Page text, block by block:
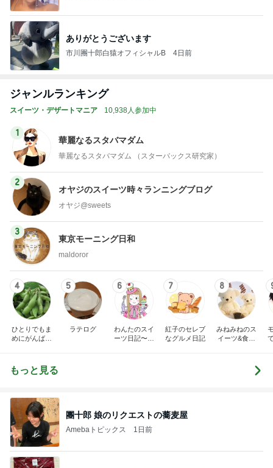
ありがとうございます
市川團十郎白猿オフィシャルB 4日前
ジャンルランキング
スイーツ・デザートマニア 10,938人参加中
1
華麗なるスタバマダム
華麗なるスタバマダム （スターバックス研究家）
2
オヤジのスイーツ時々ランニングブログ
オヤジ@sweets
3
東京モーニング日和
maldoror
4
ひとりでもま
めにがんばる
5
ラテログ
6
わんたのスイ
ーツ日記〜小
7
紅子のセレブ
なグルメ日記
8
みねみねのス
イーツ&食パ
もっと見る
團十郎 娘のリクエストの蕎麦屋
Amebaトピックス 1日前